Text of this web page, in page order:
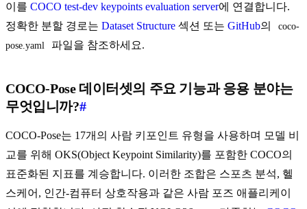
이를 COCO test-dev keypoints evaluation server에 연결합니다.
정확한 분할 경로는 Dataset Structure 섹션 또는 GitHub의
coco-
pose.yaml
파일을 참조하세요.
COCO-Pose 데이터셋의 주요 기능과 응용 분야는
무엇입니까?#
COCO-Pose는 17개의 사람 키포인트 유형을 사용하며 모델 비
교를 위해 OKS(Object Keypoint Similarity)를 포함한 COCO의
표준화된 지표를 계승합니다. 이러한 조합은 스포츠 분석, 헬
스케어, 인간-컴퓨터 상호작용과 같은 사람 포즈 애플리케이